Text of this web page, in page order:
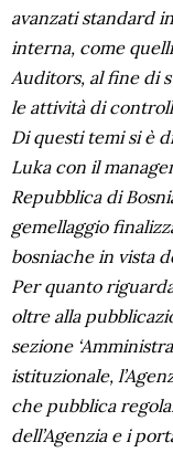
avanzati standard
interna, come
Auditors, al fine di
le attività di
Di questi temi si è
Luka con il
Repubblica di
gemellaggio
bosniache in vista
Per quanto
oltre alla
sezione
istituzionale,
che pubblica
dell’Agenzia e i